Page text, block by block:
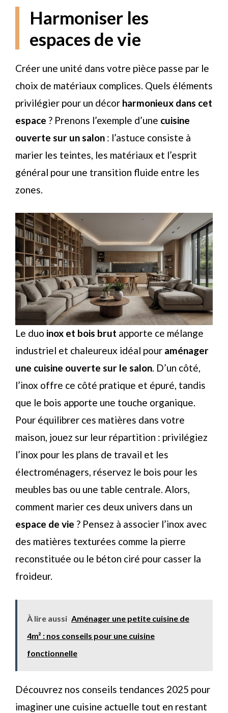
Harmoniser les
espaces de vie
Créer une unité dans votre pièce passe par le
choix de matériaux complices. Quels éléments
privilégier pour un décor harmonieux dans cet
espace ? Prenons l’exemple d’une cuisine
ouverte sur un salon : l’astuce consiste à
marier les teintes, les matériaux et l’esprit
général pour une transition fluide entre les
zones.
Le duo inox et bois brut apporte ce mélange
industriel et chaleureux idéal pour aménager
une cuisine ouverte sur le salon. D’un côté,
l’inox offre ce côté pratique et épuré, tandis
que le bois apporte une touche organique.
Pour équilibrer ces matières dans votre
maison, jouez sur leur répartition : privilégiez
l’inox pour les plans de travail et les
électroménagers, réservez le bois pour les
meubles bas ou une table centrale. Alors,
comment marier ces deux univers dans un
espace de vie ? Pensez à associer l’inox avec
des matières texturées comme la pierre
reconstituée ou le béton ciré pour casser la
froideur.
À lire aussi Aménager une petite cuisine de
4m² : nos conseils pour une cuisine
fonctionnelle
Découvrez nos conseils tendances 2025 pour
imaginer une cuisine actuelle tout en restant